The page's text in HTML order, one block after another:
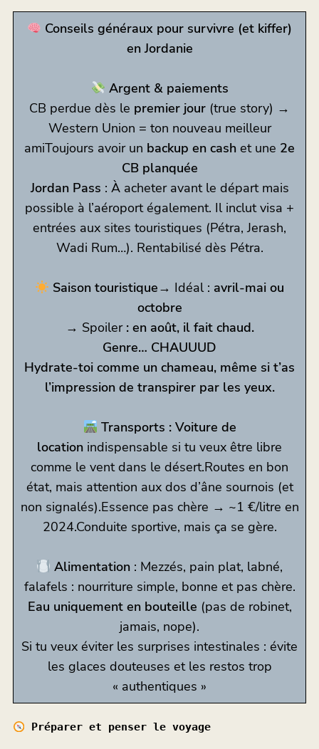
Conseils généraux pour survivre (et kiffer)
en Jordanie
Argent & paiements
CB perdue dès le premier jour (true story) →
Western Union = ton nouveau meilleur
amiToujours avoir un backup en cash et une 2e
CB planquée
Jordan Pass : À acheter avant le départ mais
possible à l’aéroport également. Il inclut visa +
entrées aux sites touristiques (Pétra, Jerash,
Wadi Rum…). Rentabilisé dès Pétra.
Saison touristique→ Idéal : avril-mai ou
octobre
→ Spoiler: en août, il fait chaud.
Genre… CHAUUUD
Hydrate-toi comme un chameau, même si t’as
l’impression de transpirer par les yeux.
Transports : Voiture de
location indispensable si tu veux être libre
comme le vent dans le désert.Routes en bon
état, mais attention aux dos d’âne sournois (et
non signalés).Essence pas chère → ~1 €/litre en
2024.Conduite sportive, mais ça se gère.
Alimentation : Mezzés, pain plat, labné,
falafels : nourriture simple, bonne et pas chère.
Eau uniquement en bouteille (pas de robinet,
jamais, nope).
Si tu veux éviter les surprises intestinales : évite
les glaces douteuses et les restos trop
« authentiques »
Préparer et penser le voyage